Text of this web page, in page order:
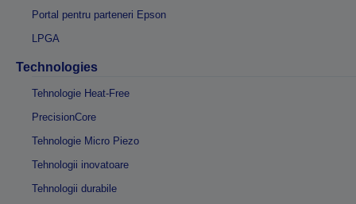
Portal pentru parteneri Epson
LPGA
Technologies
Tehnologie Heat-Free
PrecisionCore
Tehnologie Micro Piezo
Tehnologii inovatoare
Tehnologii durabile